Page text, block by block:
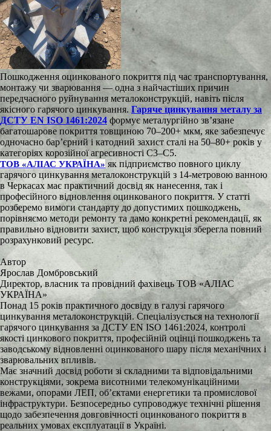
Пошкодження оцинкованого покриття під час транспортування,
монтажу чи зварювання — одна з найчастіших причин
передчасного руйнування металоконструкцій, навіть після
якісного гарячого цинкування. Гаряче цинкування металу за
ДСТУ EN ISO 1461:2024 формує металургійно зв’язане
багатошарове покриття товщиною 70–200+ мкм, яке забезпечує
одночасно бар’єрний і катодний захист сталі на 50–80+ років у
категоріях корозійної агресивності C3–C5.
ТОВ «АЛІАС УКРАЇНА» як підприємство повного циклу
гарячого цинкування металоконструкцій з 14-метровою ванною
в Черкасах має практичний досвід як нанесення, так і
професійного відновлення оцинкованого покриття. У статті
розберемо вимоги стандарту до допустимих пошкоджень,
порівняємо методи ремонту та дамо конкретні рекомендації, як
правильно відновити захист, щоб конструкція зберегла повний
розрахунковий ресурс.
Автор
Ярослав Домбровський
Директор, власник та провідний фахівець ТОВ «АЛІАС
УКРАЇНА»
Понад 15 років практичного досвіду в галузі гарячого
цинкування металоконструкцій. Спеціалізується на технології
гарячого цинкування за ДСТУ EN ISO 1461:2024, контролі
якості цинкового покриття, професійній оцінці пошкоджень та
заводському відновленні оцинкованого шару після механічних і
зварювальних впливів.
Має значний досвід роботи зі складними та відповідальними
конструкціями, зокрема висотними телекомунікаційними
вежами, опорами ЛЕП, об’єктами енергетики та промислової
інфраструктури. Безпосередньо супроводжує технічні рішення
щодо забезпечення довговічності оцинкованого покриття в
реальних умовах експлуатації в Україні.